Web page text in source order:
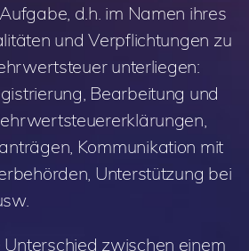
d.h. im Namen ihres
und Verpflichtungen zu
unterliegen:
Bearbeitung und
Kommunikation mit
Unterstützung bei
zwischen einem